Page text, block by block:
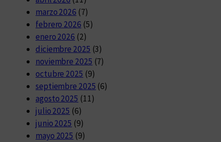
marzo 2026 (7)
febrero 2026 (5)
enero 2026 (2)
diciembre 2025 (3)
noviembre 2025 (7)
octubre 2025 (9)
septiembre 2025 (6)
agosto 2025 (11)
julio 2025 (6)
junio 2025 (9)
mayo 2025 (9)